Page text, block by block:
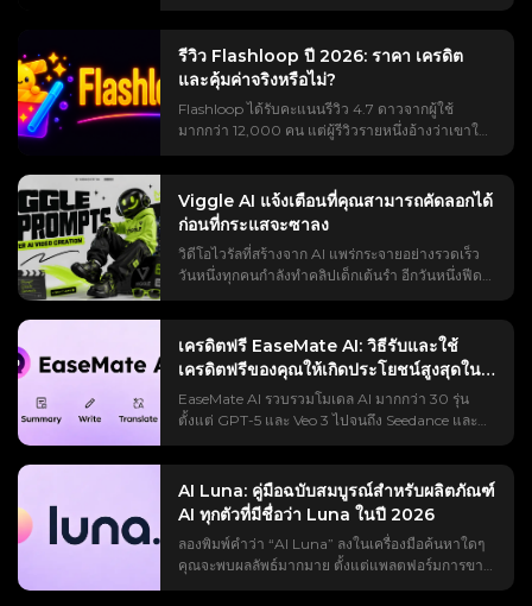
และไม่รู้ว่าเสียง "หวือ" มาจากไหน หน้าเดียวนี้จะพา
คุณตั้งแต่คำถาม “นี่คืออะไร?” ไปจนถึงคลิปวิดีโอที่
เสร็จสมบูรณ์และสมบูรณ์แบบ: คำตอบที่ตรงไปตรง
มาเกี่ยวกับเวอร์ชันฟรีและเวอร์ชันเสียเงิน คำแนะนำ
ในการคัดลอกและวางที่ถูกต้อง วิธีการซูมไปยังเมือง
ใดเมืองหนึ่ง เทคนิคการตัดต่อคลิปย้อนกลับ การ
ออกแบบเสียง และทางเลือกฟรีสำหรับกรณีที่ข้อจำกัด
ของ Higgsfield เป็นอุปสรรค ปรากฏการณ์ซูมออก
จะเปิดใช้งานเครื่องมือนี้ การรู้รายละเอียดเกี่ยวกับ
ผลลัพธ์และค่าใช้จ่ายของมันอย่างแน่ชัดจะช่วยได้
มาก เพราะคำถามที่ว่า "มันฟรีหรือเปล่า?" เป็น
ประเด็นสำคัญที่สุดที่มักพบในส่วนแสดงความคิดเห็น
เสมอ ผลกระทบที่เกิดขึ้น (บุคคล → เมือง → ทวีป →
อย่างต่อเนื่องเพียงครั้งเดียว ครอบคลุมมาตราส่วนที่
แตกต่างกันอย่างมาก ภาพเริ่มต้นด้วยการซูมเข้าใกล้
ตัวแบบ จากนั้นค่อยๆ ถอยห่างออกไป — ผ่านถนน
เหนือเมือง เหนือทวีป และสุดท้ายก็ซูมออกไปจนถึง
ส่วนโค้งทั้งหมดของโลกตัดกับอวกาศสีดำ เหตุผลที่
ของ Higgsfield จำลองเส้นทางการเคลื่อนที่ของกล้อง
ตามหลักฟิสิกส์หนึ่งเส้นทางด้วยภูมิประเทศสไตล์
ดาวเทียม ทำให้การเปลี่ยนแปลงขนาดดูเป็น
ธรรมชาติ ไม่ใช่การตัดต่อ เหตุผลที่มันกำลังเป็นไวรัล
บน TikTok, Reels และ Shorts เอฟเฟ็กต์นี้ได้ผล
เพราะมันเป็นการเปิดเผยที่ดึงดูดความสนใจจนหยุดดู
ChatGPT, Canva, Webflow และกล่องจดหมาย
ของคุณ โดยการคัดลอกผลลัพธ์จากเครื่องมือหนึ่งไป
ยังอีกเครื่องมือหนึ่ง Runable AI กล่าวว่าสามารถย่อ
การแข่งขันวิ่งผลัดทั้งหมดให้เหลือเพียงการแชทเดียว
และยืนยันคำกล่าวอ้างนี้ด้วยคะแนน 92.1% จาก
เกณฑ์มาตรฐานของเอเจนต์ GAIA ปัญหาอยู่ที่ผลการ
ค้นหา บทวิจารณ์ส่วนใหญ่เป็นบทวิจารณ์ที่ได้รับการ
สนับสนุน ซึ่งมักจะชมเชยเดโมโดยไม่ระบุรายละเอียด
ผู้ร่วมงาน และละเลยข้อจำกัดต่างๆ ดังนั้นคุณจึงต้อง
เดาว่า Runable เป็นตัวแทนที่คอยช่วยเหลือคุณ
จริงๆ หรือเป็นเพียงแชทบอทที่พูดเสียงดังกว่าเดิมกัน
แน่ บทวิจารณ์นี้จะตอบคำถามเหล่านั้น: Runable AI
คืออะไร ทำงานอย่างไร สร้างอะไรได้บ้าง ราคาจริง
และการคำนวณเครดิต การเปรียบเทียบแบบตัวต่อตัว
การสร้างกระแสใน Reddit เพื่อให้คุณสามารถตัดสิน
ใจได้ก่อนที่จะใช้เครดิต Runable AI คืออะไร? (และ
สิ่งที่ไม่ใช่) AI ที่ใช้งานได้จริง คือเอเจนต์ AI ทั่วไป:
ซอฟต์แวร์ที่วางแผนและดำเนินการงานดิจิทัล
สมบูรณ์แล้วให้คุณ AI ที่ใช้งานได้จริงในประโยค
เดียว (เอเจนต์ vs แชทบอท) แชทบอทจะตอบกลับ
การกระทำที่สามารถดำเนินการได้ ฟังก์ชันนี้ใช้งาน
ได้กับแอปพลิเคชันที่เชื่อมต่อและคอมพิวเตอร์เสมือน
รีวิว Flashloop ปี 2026: ราคา เครดิต
และคุ้มค่าจริงหรือไม่?
Flashloop ได้รับคะแนนรีวิว 4.7 ดาวจากผู้ใช้
มากกว่า 12,000 คน แต่ผู้รีวิวรายหนึ่งอ้างว่าเขาใช้
ไหนเป็นเรื่องจริงล่ะ? ช่องว่างนั้นแหละคือเหตุผลที่
ทำให้แอปนี้ใช้งานยาก ลองค้นหาคำว่า “flashloop”
ดูสิ คุณจะพบลิงก์พันธมิตรที่พยายามโปรโมตโค้ด
ส่วนลด คลิปแฉบน YouTube สองสามคลิป และกระทู้
รีวิวบน Reddit ที่มีคนลบไปแล้ว ไม่มีใครเปิดเผยส่วน
ที่คุณต้องการทราบจริงๆ นั่นก็คือ ราคาเท่าไหร่
เครดิตจะหมดเร็วแค่ไหน และผลลัพธ์ที่ได้คุ้มค่ากับ
การจ่ายเงินหรือไม่ บทวิจารณ์นี้จะแก้ไขปัญหาเหล่า
นั้น — ราคาที่แท้จริง วิธีการคำนวณเครดิตที่คู่แข่ง
มักปกปิด ข้อร้องเรียนที่เกิดขึ้นซ้ำแล้วซ้ำเล่า และทาง
เลือกอื่นๆ ที่น่าพิจารณาก่อนสมัครใช้บริการ
Flashloop คืออะไร และทำงานอย่างไร? Flashloop
เป็นแอปพลิเคชันสร้างวิดีโอด้วย AI สำหรับมือถือ ที่
แปลงข้อความหรือภาพนิ่งให้เป็นคลิปสั้น ๆ โดยใช้
นอกจากนี้ยังสร้างภาพด้วย AI อีกด้วย แนวคิดนั้น
เรียบง่าย: วิดีโอคุณภาพระดับสตูดิโอบนโทรศัพท์ของ
คุณ ไม่จำเป็นต้องมีทักษะการตัดต่อ และมีนางแบบ
ชั้นนำมากมายรวมอยู่ในแพ็กเกจเดียว แทนที่จะต้อง
ล็อกอินแยกกันถึงห้าบัญชี ในทางปฏิบัติ คุณเพียงแค่
Viggle AI แจ้งเตือนที่คุณสามารถคัดลอกได้
ก่อนที่กระแสจะซาลง
วิดีโอไวรัลที่สร้างจาก AI แพร่กระจายอย่างรวดเร็ว
วันหนึ่งทุกคนกำลังทำคลิปเด็กเต้นรำ อีกวันหนึ่งฟีด
มีมซูเปอร์ฮีโร่ และวิดีโอลิปซิงค์ Viggle AI ช่วย
ให้การสร้างวิดีโอเหล่านี้ง่ายขึ้น แต่ทางลัดที่แท้จริง
ไม่ได้อยู่ที่ตัวเครื่องมือเอง นี่คือข้อความแจ้งเตือน
แพลตฟอร์มนี้สร้างขึ้นเพื่อการสร้างวิดีโอด้วย AI ที่
ควบคุมได้ ช่วยให้ผู้ใช้สามารถเปลี่ยนรูปถ่ายเป็น
วิดีโอเต้นรำ วิดีโอลิปซิงค์ วิดีโอสไตล์มีม และวิดีโอ
การแสดงต่างๆ ได้ แต่ถ้าโจทย์ของคุณคลุมเครือเกิน
ไป ผลลัพธ์ที่ได้อาจดูไม่ชัด แข็งทื่อ หรือตกยุคไปเลย
คู่มือนี้จะช่วยคุณค้นหาพรอมต์ AI ของ Viggle ที่ใช้
งานได้จริงตามหมวดหมู่ เพื่อให้คุณสามารถคัดลอก
วาง ปรับแต่ง และสร้างสรรค์ผลงานได้เร็วขึ้นสำหรับ
TikTok, Instagram Reels, YouTube Shorts, มีม,
วิดีโอตัดต่อโดยแฟนคลับ, มิวสิกวิดีโอ และแอนิเมชั่น
ตัวละคร ข้อความแจ้งเตือน AI ของ Viggle อยู่
เครดิตฟรี EaseMate AI: วิธีรับและใช้
เครดิตฟรีของคุณให้เกิดประโยชน์สูงสุดในปี
2026
EaseMate AI รวบรวมโมเดล AI มากกว่า 30 รุ่น
ตั้งแต่ GPT-5 และ Veo 3 ไปจนถึง Seedance และ
คุณรู้ว่าวิดีโอ Veo 3 หนึ่งคลิปใช้เครดิตถึง 140
เครดิต ในขณะที่ผู้สมัครใหม่จะได้รับเพียง 30 เครดิต
เท่านั้น แพลตฟอร์ม AI เกือบทุกแพลตฟอร์มโฆษณา
ตัวเองว่าเป็น "ฟรี" แต่กลับให้ผลลัพธ์เพียงเล็กน้อย
ก่อนที่จะแสดงหน้าจอให้ชำระเงิน EaseMate ใช้
กลยุทธ์ที่คล้ายคลึงกัน แต่กลไกการสะสมเครดิตของ
มันนั้นใจกว้างกว่าแอปส่วนใหญ่ หากคุณเรียนรู้ระบบ
AI Luna: คู่มือฉบับสมบูรณ์สำหรับผลิตภัณฑ์
AI ทุกตัวที่มีชื่อว่า Luna ในปี 2026
ลองพิมพ์คำว่า “AI Luna” ลงในเครื่องมือค้นหาใดๆ
คุณจะพบผลลัพธ์มากมาย ตั้งแต่แพลตฟอร์มการขาย